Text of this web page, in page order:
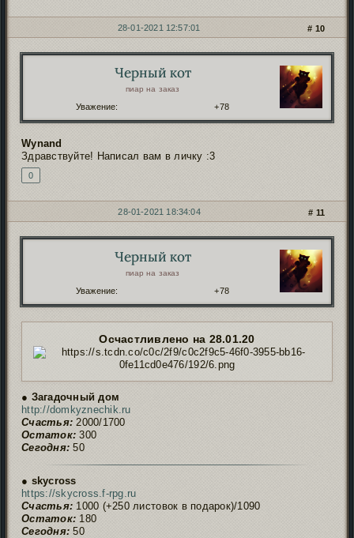
10
28-01-2021 12:57:01
Черный кот
пиар на заказ
Уважение: +78
Wynand
Здравствуйте! Написал вам в личку :3
0
11
28-01-2021 18:34:04
Черный кот
пиар на заказ
Уважение: +78
Осчастливлено на 28.01.20
● Загадочный дом
http://domkyznechik.ru
Счастья: 2000/1700
Остаток: 300
Сегодня: 50
● skycross
https://skycross.f-rpg.ru
Счастья: 1000 (+250 листовок в подарок)/1090
Остаток: 180
Сегодня: 50